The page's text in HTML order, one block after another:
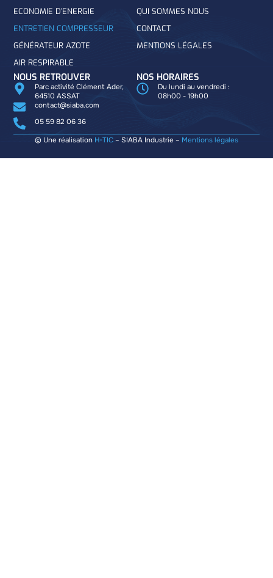
ECONOMIE D’ENERGIE
ENTRETIEN COMPRESSEUR
GÉNÉRATEUR AZOTE
AIR RESPIRABLE
QUI SOMMES NOUS
CONTACT
MENTIONS LÉGALES
NOUS RETROUVER
Parc activité Clément Ader,
64510 ASSAT
contact@siaba.com
05 59 82 06 36
NOS HORAIRES
Du lundi au vendredi :
08h00 - 19h00
© Une réalisation H-TIC – SIABA Industrie – Mentions légales